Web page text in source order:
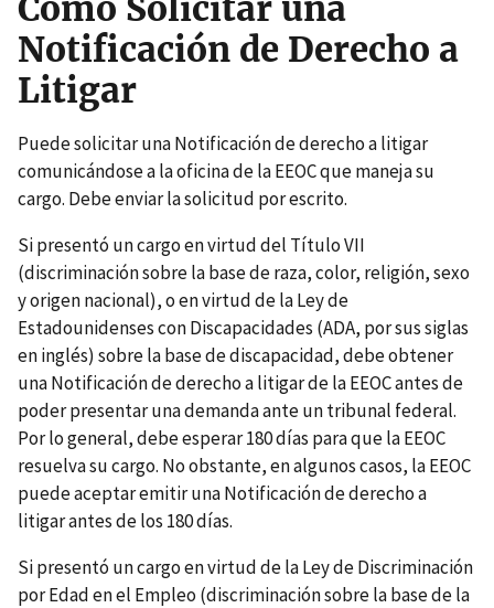
Cómo Solicitar una
Notificación de Derecho a
Litigar
Puede solicitar una Notificación de derecho a litigar
comunicándose a la oficina de la EEOC que maneja su
cargo. Debe enviar la solicitud por escrito.
Si presentó un cargo en virtud del Título VII
(discriminación sobre la base de raza, color, religión, sexo
y origen nacional), o en virtud de la Ley de
Estadounidenses con Discapacidades (ADA, por sus siglas
en inglés) sobre la base de discapacidad, debe obtener
una Notificación de derecho a litigar de la EEOC antes de
poder presentar una demanda ante un tribunal federal.
Por lo general, debe esperar 180 días para que la EEOC
resuelva su cargo. No obstante, en algunos casos, la EEOC
puede aceptar emitir una Notificación de derecho a
litigar antes de los 180 días.
Si presentó un cargo en virtud de la Ley de Discriminación
por Edad en el Empleo (discriminación sobre la base de la